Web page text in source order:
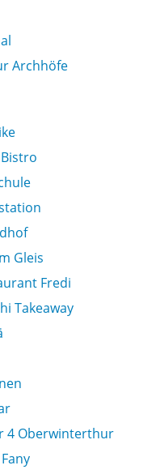
Archhöfe
Gleis
Fredi
Takeaway
4 Oberwinterthur